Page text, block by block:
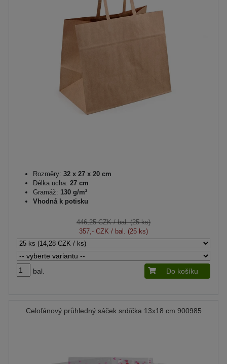
Rozměry: 32 x 27 x 20 cm
Délka ucha: 27 cm
Gramáž: 130 g/m²
Vhodná k potisku
446,25 CZK/ bal. (25 ks)
357,- CZK / bal. (25 ks)
bal. Do košíku
Celofánový průhledný sáček srdíčka 13x18 cm 900985